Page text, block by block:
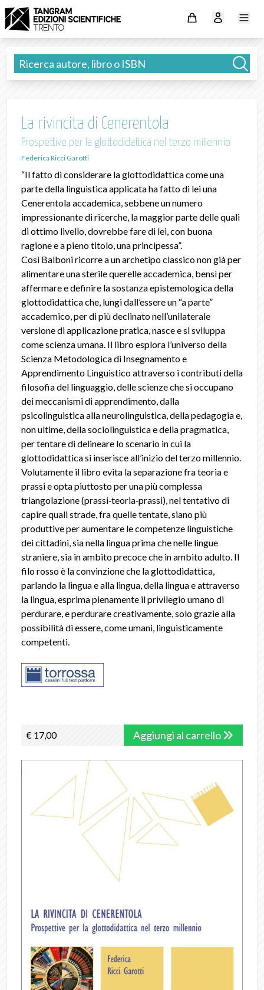
La rivincita di Cenerentola
Prospettive per la glottodidattica nel terzo millennio
Federica Ricci Garotti
“Il fatto di considerare la glottodidattica come una
parte della linguistica applicata ha fatto di lei una
Cenerentola accademica, sebbene un numero
impressionante di ricerche, la maggior parte delle quali
di ottimo livello, dovrebbe fare di lei, con buona
ragione e a pieno titolo, una principessa”.
Così Balboni ricorre a un archetipo classico non già per
alimentare una sterile querelle accademica, bensì per
affermare e definire la sostanza epistemologica della
glottodidattica che, lungi dall’essere un “a parte”
accademico, per di più declinato nell’unilaterale
versione di applicazione pratica, nasce e si sviluppa
come scienza umana. Il libro esplora l’universo della
Scienza Metodologica di Insegnamento e
Apprendimento Linguistico attraverso i contributi della
filosofia del linguaggio, delle scienze che si occupano
dei meccanismi di apprendimento, dalla
psicolinguistica alla neurolinguistica, della pedagogia e,
non ultime, della sociolinguistica e della pragmatica,
per tentare di delineare lo scenario in cui la
glottodidattica si inserisce all’inizio del terzo millennio.
Volutamente il libro evita la separazione fra teoria e
prassi e opta piuttosto per una più complessa
triangolazione (prassi‑teoria‑prassi), nel tentativo di
capire quali strade, fra quelle tentate, siano più
produttive per aumentare le competenze linguistiche
dei cittadini, sia nella lingua prima che nelle lingue
straniere, sia in ambito precoce che in ambito adulto. Il
filo rosso è la convinzione che la glottodidattica,
parlando la lingua e alla lingua, della lingua e attraverso
la lingua, esprima pienamente il privilegio umano di
perdurare, e perdurare creativamente, solo grazie alla
possibilità di essere, come umani, linguisticamente
competenti.
€ 17,00 Aggiungi al carrello